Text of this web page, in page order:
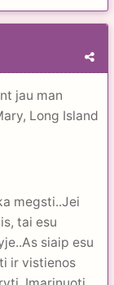
jau man
Long Island
megsti..Jei
tai esu
siaip esu
ir vistienos